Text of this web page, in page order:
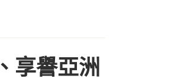
享譽亞洲